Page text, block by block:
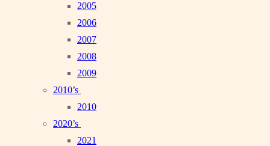
2005
2006
2007
2008
2009
2010’s
2010
2020’s
2021